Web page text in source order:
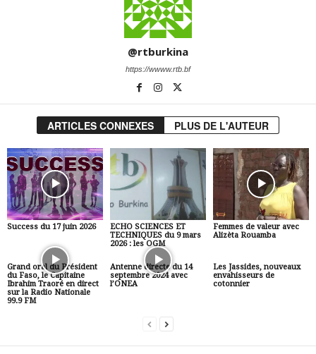
@rtburkina
https://wwww.rtb.bf
ARTICLES CONNEXES PLUS DE L'AUTEUR
Success du 17 juin 2026
ECHO SCIENCES ET
TECHNIQUES du 9 mars
2026 : les OGM
Femmes de valeur avec
Alizèta Rouamba
Grand oral du Président
du Faso, le Capitaine
Ibrahim Traoré en direct
sur la Radio Nationale
99.9 FM
Antenne directe du 14
septembre 2024 avec
l’ONEA
Les Jassides, nouveaux
envahisseurs de
cotonnier